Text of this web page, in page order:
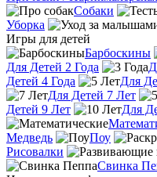
Собаки
Уборка
Игры для детей
Барбоскины
Для Детей 2 Года
Детей 4 Года
Для
Для Детей 7 Лет
Детей 9 Лет
Для
Медведь
Поу
Рисовалки
Свинка